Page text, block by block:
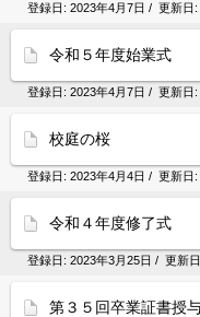
登録日: 2023年4月7日 / 更新日:
令和５年度始業式
登録日: 2023年4月7日 / 更新日:
校庭の桜
登録日: 2023年4月4日 / 更新日:
令和４年度修了式
登録日: 2023年3月25日 / 更新
第３５回卒業証書授